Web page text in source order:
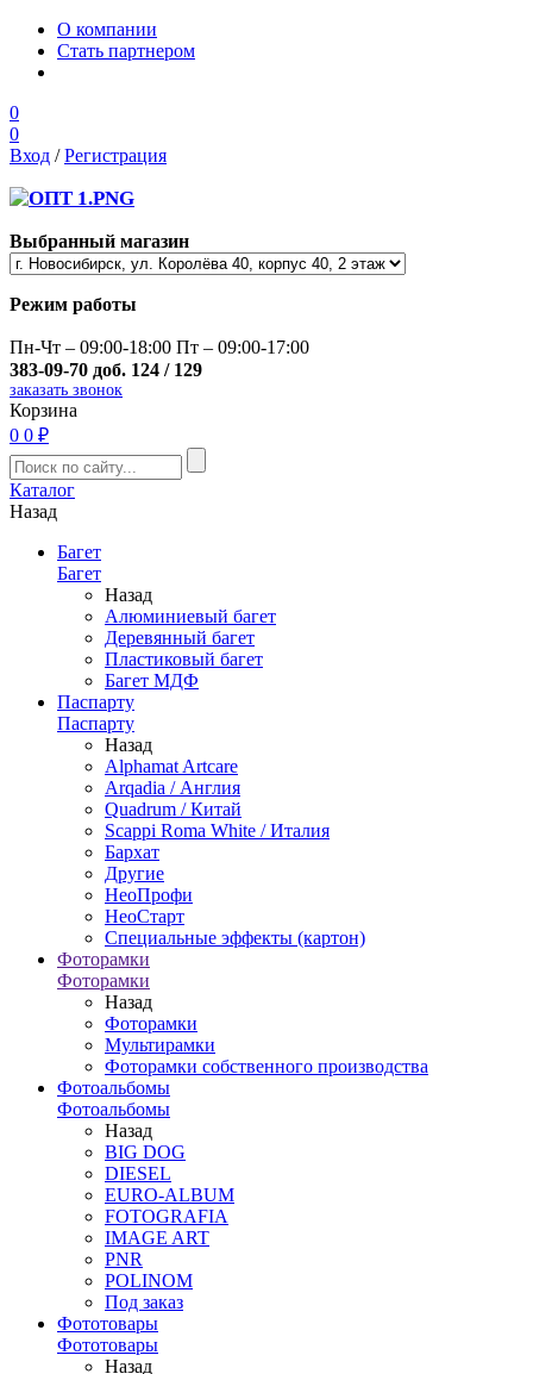
О компании
Стать партнером
0
0
Вход /Регистрация
Выбранный магазин
Режим работы
Пн-Чт – 09:00-18:00 Пт – 09:00-17:00
383-09-70 доб. 124 / 129
заказать звонок
Корзина
0 0 ₽
Каталог
Назад
Багет
Багет
Назад
Алюминиевый багет
Деревянный багет
Пластиковый багет
Багет МДФ
Паспарту
Паспарту
Назад
Alphamat Artcare
Arqadia / Англия
Quadrum / Китай
Scappi Roma White / Италия
Бархат
Другие
НеоПрофи
НеоСтарт
Специальные эффекты (картон)
Фоторамки
Фоторамки
Назад
Фоторамки
Мультирамки
Фоторамки собственного производства
Фотоальбомы
Фотоальбомы
Назад
BIG DOG
DIESEL
EURO-ALBUM
FOTOGRAFIA
IMAGE ART
PNR
POLINOM
Под заказ
Фототовары
Фототовары
Назад